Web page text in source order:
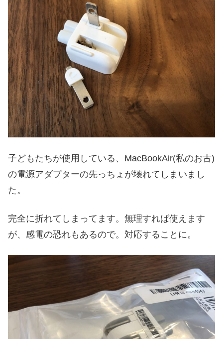
子どもたちが使用している、MacBookAir(私のお古)
の電源アダプターの先っちょが壊れてしまいまし
た。
完全に折れてしまってます。無理すれば使えます
が、感電の恐れもあるので。対応することに。